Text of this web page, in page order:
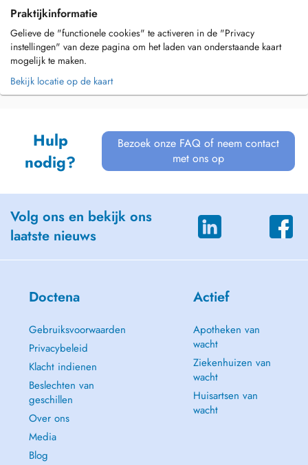
Praktijkinformatie
Gelieve de "functionele cookies" te activeren in de "Privacy
instellingen" van deze pagina om het laden van onderstaande kaart
mogelijk te maken.
Bekijk locatie op de kaart
Hulp
nodig?
Bezoek onze FAQ of neem contact
met ons op
Volg ons en bekijk ons
laatste nieuws
Doctena
Gebruiksvoorwaarden
Privacybeleid
Klacht indienen
Beslechten van
geschillen
Over ons
Media
Blog
Actief
Apotheken van
wacht
Ziekenhuizen van
wacht
Huisartsen van
wacht